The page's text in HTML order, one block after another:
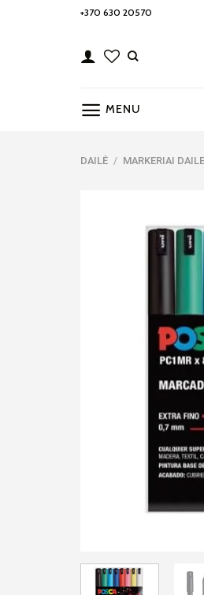
+370 630 20570
MENU
DAILĖ / MARKERIAI